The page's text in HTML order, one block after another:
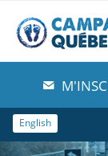
À propos de nous
Blog
Comprendre
English